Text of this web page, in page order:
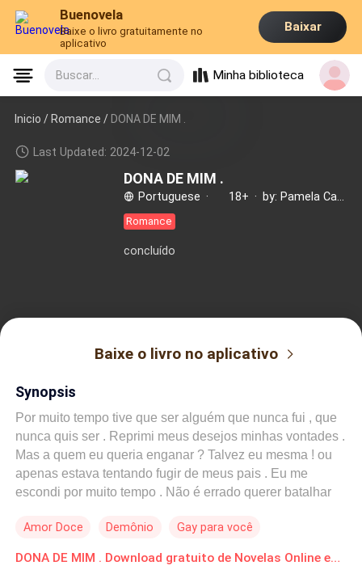
Buenovela
Baixe o livro gratuitamente no
aplicativo
Baixar
Buscar... Minha biblioteca
Inicio /Romance / DONA DE MIM .
Last Updated: 2024-12-02
DONA DE MIM .
Portuguese · 18+ ·
Romance
concluído
Baixe o livro no aplicativo
Synopsis
Por muito tempo tive que ser alguém que nunca fui , que
nunca quis ser . Reprimi meus desejos minhas vontades .
Mas a quem eu queria enganar ? Talvez eu mesma ! ou
apenas estava tentando fugir de meus pais . Eu me
escondi por muito tempo . Não é errado querer batalhar
não precisava me casar pra ser feliz . Anos se passaram
de uma forma tão natural que quando vi já estava
Amor Doce Demônio Gay para você
DONA DE MIM . Download gratuito de Novelas Online em PDF